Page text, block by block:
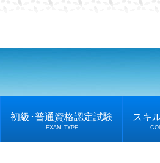
初級･普通資格認定試験
EXAM TYPE
スキ